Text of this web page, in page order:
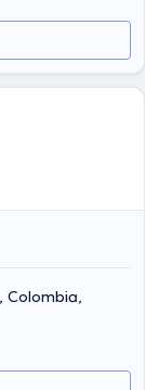
Colombia,